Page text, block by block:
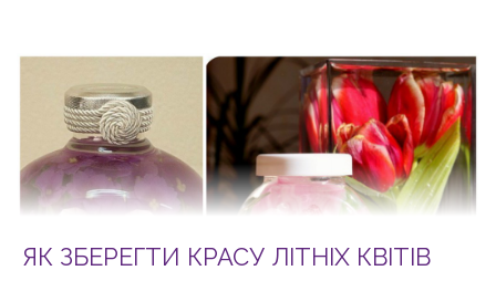
ЯК ЗБЕРЕГТИ КРАСУ ЛІТНІХ КВІТІВ